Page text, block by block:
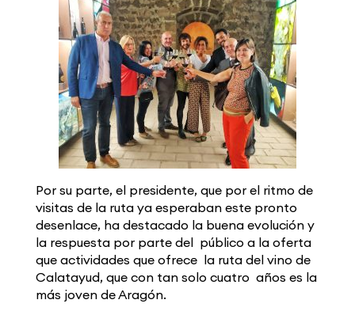
Por su parte, el presidente, que por el ritmo de
visitas de la ruta ya esperaban este pronto
desenlace, ha destacado la buena evolución y
la respuesta por parte del público a la oferta
que actividades que ofrece la ruta del vino de
Calatayud, que con tan solo cuatro años es la
más joven de Aragón.